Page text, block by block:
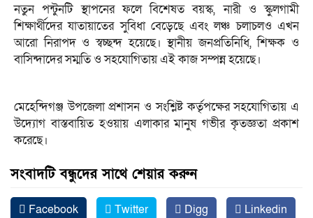
নতুন পন্টুনটি স্থাপনের ফলে বিশেষত বয়স্ক, নারী ও স্কুলগামী
শিক্ষার্থীদের যাতায়াতের সুবিধা বেড়েছে এবং লঞ্চ চলাচলও এখন
আরো নিরাপদ ও স্বচ্ছন্দ হয়েছে। স্থানীয় জনপ্রতিনিধি, শিক্ষক ও
বাসিন্দাদের সম্মতি ও সহযোগিতায় এই কাজ সম্পন্ন হয়েছে।
মেহেন্দিগঞ্জ উপজেলা প্রশাসন ও সংশ্লিষ্ট কর্তৃপক্ষের সহযোগিতায় এ
উদ্যোগ বাস্তবায়িত হওয়ায় এলাকার মানুষ গভীর কৃতজ্ঞতা প্রকাশ
করেছে।
সংবাদটি বন্ধুদের সাথে শেয়ার করুন
Facebook Twitter Digg
Linkedin